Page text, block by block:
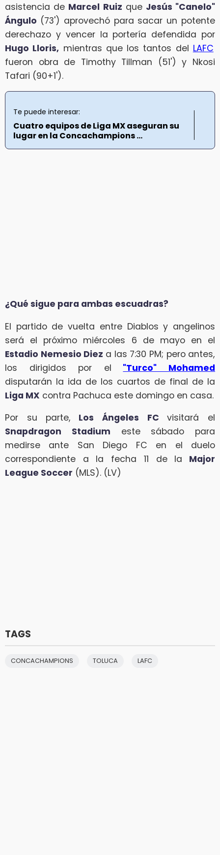
asistencia de Marcel Ruiz que Jesús "Canelo"
Ángulo (73') aprovechó para sacar un potente
derechazo y vencer la portería defendida por
Hugo Lloris, mientras que los tantos del LAFC
fueron obra de Timothy Tillman (51') y Nkosi
Tafari (90+1').
Te puede interesar:
Cuatro equipos de Liga MX aseguran su
lugar en la Concachampions ...
¿Qué sigue para ambas escuadras?
El partido de vuelta entre Diablos y angelinos
será el próximo miércoles 6 de mayo en el
Estadio Nemesio Diez a las 7:30 PM; pero antes,
los dirigidos por el
"Turco" Mohamed
disputarán la ida de los cuartos de final de la
Liga MX contra Pachuca este domingo en casa.
Por su parte, Los Ángeles FCvisitará el
Snapdragon Stadium este sábado para
medirse ante San Diego FC en el duelo
correspondiente a la fecha 11 de la Major
League Soccer (MLS). (LV)
TAGS
CONCACHAMPIONS TOLUCA LAFC